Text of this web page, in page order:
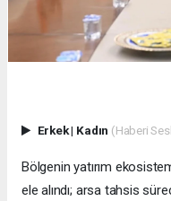
Erkek| Kadın (Haberi
Bölgenin yatırım
ele alındı; arsa tahsis